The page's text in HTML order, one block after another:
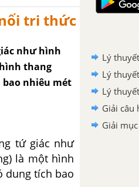
nối tri thức
như hình
thang
bao nhiêu mét
tứ giác như
là một hình
dung tích bao